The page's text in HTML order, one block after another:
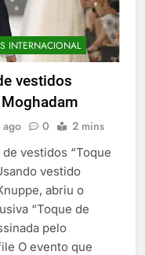
INTERNACIONAL
vestidos
ago 0 2 mins
vestidos “Toque
vestido
abriu o
“Toque de
pelo
O evento que